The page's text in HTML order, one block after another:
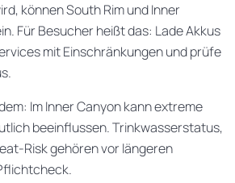
können South Rim und Inner
Für Besucher heißt das: Lade Akkus
mit Einschränkungen und prüfe
Im Inner Canyon kann extreme
beeinflussen. Trinkwasserstatus,
Risk gehören vor längeren